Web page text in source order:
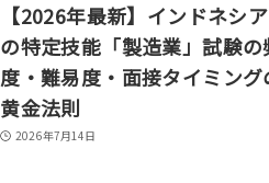
【2026年最新】インドネシ
の特定技能「製造業」試験の
度・難易度・面接タイミング
黄金法則
2026年7月14日